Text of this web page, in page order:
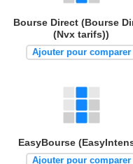
Bourse Direct (Bourse
(Nvx tarifs))
Ajouter pour comparer
EasyBourse
Ajouter pour comparer